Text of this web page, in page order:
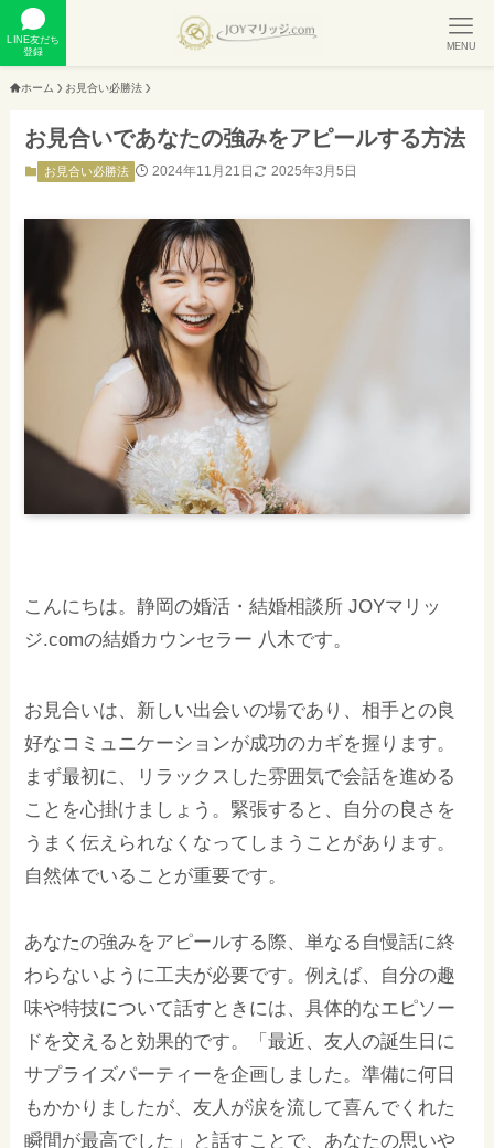
LINE友だち
登録
MENU
ホーム お見合い必勝法
お見合いであなたの強みをアピールする方法
お見合い必勝法 2024年11月21日 2025年3月5日
こんにちは。静岡の婚活・結婚相談所 JOYマリッ
ジ.comの結婚カウンセラー 八木です。
お見合いは、新しい出会いの場であり、相手との良
好なコミュニケーションが成功のカギを握ります。
まず最初に、リラックスした雰囲気で会話を進める
ことを心掛けましょう。緊張すると、自分の良さを
うまく伝えられなくなってしまうことがあります。
自然体でいることが重要です。
あなたの強みをアピールする際、単なる自慢話に終
わらないように工夫が必要です。例えば、自分の趣
味や特技について話すときには、具体的なエピソー
ドを交えると効果的です。「最近、友人の誕生日に
サプライズパーティーを企画しました。準備に何日
もかかりましたが、友人が涙を流して喜んでくれた
瞬間が最高でした」と話すことで、あなたの思いや